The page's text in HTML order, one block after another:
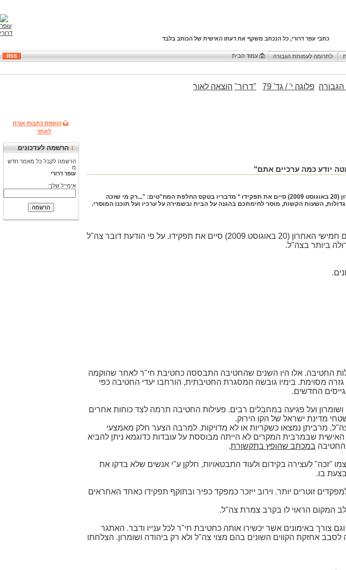
כתבי עפר דרורי, כל הנכתב משקף את דעתו האישית של הכותב בלבד
RSS לתרומה לעמותת הגבורה עמוד הבית
הוספת כתבות אורח
לאתר
הרשמה לעדכונים
הרשמה לקבל כל מאמר חדש
מ
עופר דרורי
אימייל שלך:
פלוגה י' / גד' 79 "דרור" הוצאה לאור
יודע כמה ערכיים אתם"
נראה כי המפקד שמזוהה ביותר עם חטיבת כפיר הוא אתי וירוב המח"ט שביום חמישי האחרון (20 באוגוסט 2009) סיים את תפקידו * מדבריו בטקס החלפת המח"טים: "...רק מי שזכה
השעות הקשות, מוסר לחימתכם בהגנה על הבית ובשמירה על ערכיו ועל תוכנו המוסרי.
נראה כי המפקד שמזוהה ביותר עם חטיבת כפיר הוא אתי וירוב המח"ט שביום חמישי האחרון (20 באוגוסט 2009) סיים את תפקידו. על פי הודעת דובר צה"ל
ביותר בצה"ל.
החטיבה. אלו היו השנים שהחטיבה התבססה כחטיבת חי"ר לאחר שהוקמה
מסוימת. בימיו גובשה המסגרת החטיבתית, הורחבו יעדי החטיבה כפי
החדשים.
ועל פגיעה במחבלים רבים. פעילות החטיבה תרמה לצד כוחות אחרים
מדינת ישראל של הקו הירוק.
מרביתן נמצאו כשקריות או לא מדויקות. למרבה הצער חלק מאמצעי
שבמרבית המקרים לא הייתה מבוססת על עובדות כדוגמא ניתן להביא
במכתב שהופץ בתקשורת.
"זכה" לעצירה בקידום ולעוד התבטאויות, חלקן ע"י אנשים שלא בדקו את
בו.
זוטרים יותר. וירוב ייזכר כמפקד כפיר ובתוקף תפקידו כאחד האחראים
המקום הראוי לו בקרב צמרת צה"ל.
צורך באימונים אשר יכשירו אותה כחטיבת חי"ר לכל ענייו ודבר. האתגר
אחזקת הקווים השונים בהם מצוי צה"ל ולא רק ביהודה ושומרון. הצלחתו